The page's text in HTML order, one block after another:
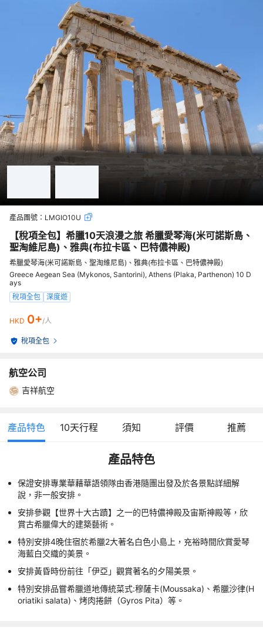
產品團號： LMGIO10U
【稅項全包】希臘10天浪漫之旅 希臘愛琴海(米可諾斯島、
聖淘維尼島)、雅典(布拉卡區、巴特儂神殿)
希臘愛琴海(米可諾斯島、聖淘維尼島)、雅典(布拉卡區、巴特儂神殿)
Greece Aegean Sea (Mykonos, Santorini), Athens (Plaka, Parthenon) 10 D
ays
稅項全包
深度遊
HKD 0+/人
稅項全包
航空公司
吉祥航空
產品特色 10天行程 須知 評價 推薦
產品特色
保證安排專業華藉華語領隊由香港隨團出發及於各景點詳細解
說，非一般安排。
安排參觀【世界十大古蹟】之一的巴特儂神殿及宙斯神殿等，欣
賞古希臘偉大的建築藝術。
特別安排4晚住宿於希臘2大著名白色小島上，充裕時間欣賞愛琴
海藍白交織的美景。
安排黃昏時份前往「伊亞」觀賞著名的夕陽美景。
特別安排品嘗希臘道地傳統菜式:穆薩卡(Moussaka)、希臘沙律(H
oriatiki salata)、烤肉捲餅（Gyros Pita）等。